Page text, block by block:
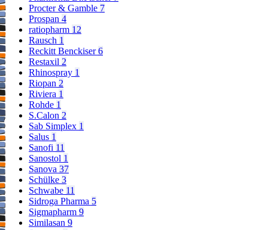
Procter & Gamble 7
Prospan 4
ratiopharm 12
Rausch 1
Reckitt Benckiser6
Restaxil 2
Rhinospray 1
Riopan 2
Riviera 1
Rohde 1
S.Calon 2
Sab Simplex 1
Salus 1
Sanofi 11
Sanostol 1
Sanova 37
Schülke 3
Schwabe 11
Sidroga Pharma 5
Sigmapharm 9
Similasan 9